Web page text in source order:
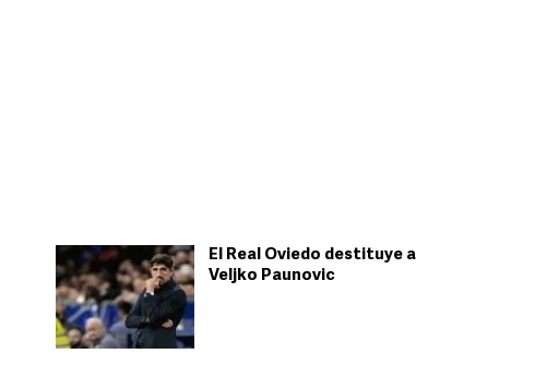
El Real Oviedo destituye a
Veljko Paunovic